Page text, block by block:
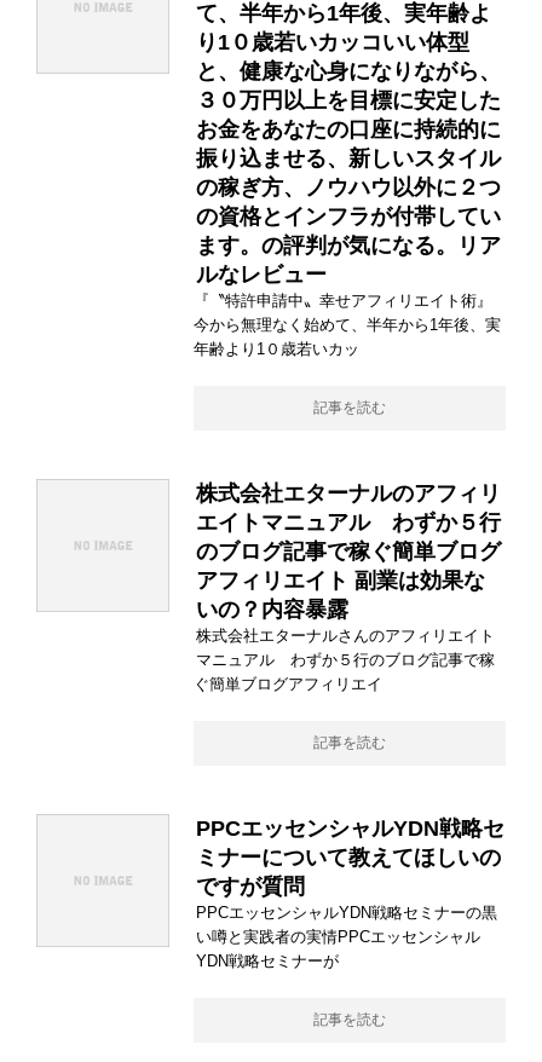
て、半年から1年後、実年齢よ
り1０歳若いカッコいい体型
と、健康な心身になりながら、
３０万円以上を目標に安定した
お金をあなたの口座に持続的に
振り込ませる、新しいスタイル
の稼ぎ方、ノウハウ以外に２つ
の資格とインフラが付帯してい
ます。の評判が気になる。リア
ルなレビュー
『〝特許申請中〟幸せアフィリエイト術』
今から無理なく始めて、半年から1年後、実
年齢より1０歳若いカッ
記事を読む
株式会社エターナルのアフィリ
エイトマニュアル わずか５行
のブログ記事で稼ぐ簡単ブログ
アフィリエイト 副業は効果な
いの？内容暴露
株式会社エターナルさんのアフィリエイト
マニュアル わずか５行のブログ記事で稼
ぐ簡単ブログアフィリエイ
記事を読む
PPCエッセンシャルYDN戦略セ
ミナーについて教えてほしいの
ですが質問
PPCエッセンシャルYDN戦略セミナーの黒
い噂と実践者の実情PPCエッセンシャル
YDN戦略セミナーが
記事を読む